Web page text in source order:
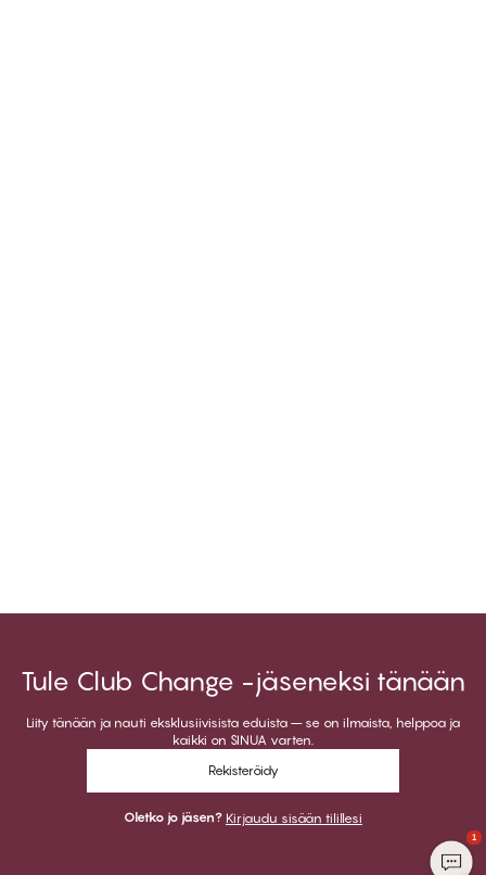
Tule Club Change -jäseneksi tänään
Liity tänään ja nauti eksklusiivisista eduista – se on ilmaista, helppoa ja
kaikki on SINUA varten.
Rekisteröidy
Oletko jo jäsen? Kirjaudu sisään tilillesi
1